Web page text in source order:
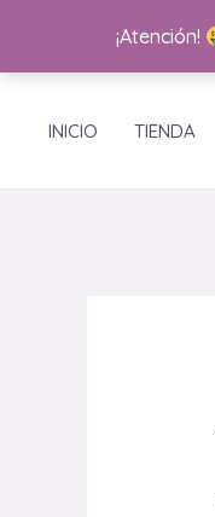
¡Atención!
INICIO TIENDA